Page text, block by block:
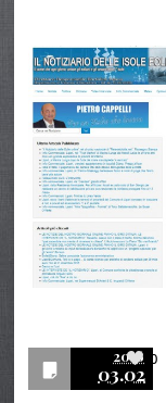
2016
03.02
0